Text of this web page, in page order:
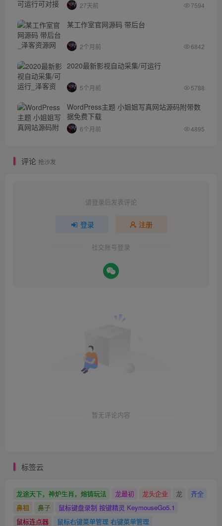
27天前 7594
某工作室官网源码 带后台
2个月前 6842
2020最新影视自动采集/可运行
5个月前 5788
WordPress主题 小姐姐写真网站源码附带数
据免费下载
6个月前 4895
评论 抢沙发
请登录后发表评论
登录 注册
社交账号登录
暂无评论内容
标签云
龙途天下，神炉生肖，熔铸玩法 龙最初 龙头企业 龙
齐全
鼻祖
鼻子
鼠标键盘录制 按键精灵 KeymouseGo5.1
鼠标连点器
鼠标右键菜单管理 右键菜单管理